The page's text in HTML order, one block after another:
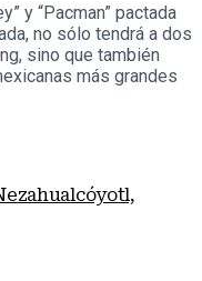
y “Pacman” pactada
no sólo tendrá a dos
sino que también
más grandes